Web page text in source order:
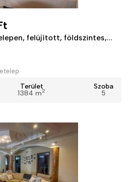
felújított, földszintes,...
Terület
1384 m2
Szoba
5